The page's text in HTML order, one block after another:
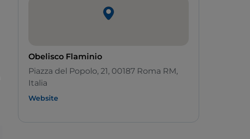
Obelisco Flaminio
Piazza del Popolo, 21, 00187 Roma RM,
Italia
Website